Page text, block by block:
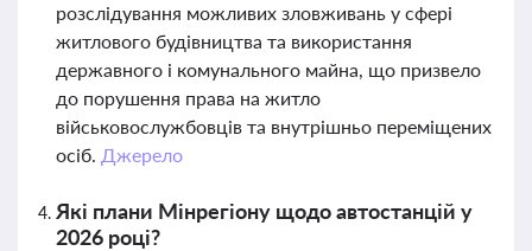
розслідування можливих зловживань у сфері
житлового будівництва та використання
державного і комунального майна, що призвело
до порушення права на житло
військовослужбовців та внутрішньо переміщених
осіб. Джерело
Які плани Мінрегіону щодо автостанцій у
2026 році?